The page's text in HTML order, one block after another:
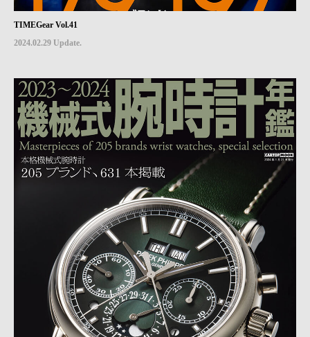
TIMEGear Vol.41
2024.02.29 Update.